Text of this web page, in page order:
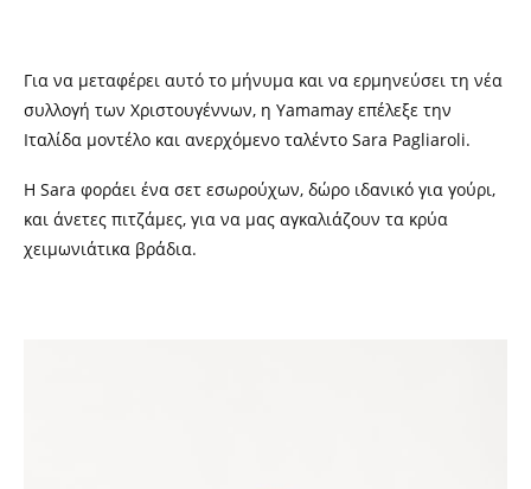
Για να μεταφέρει αυτό το μήνυμα και να ερμηνεύσει τη νέα
συλλογή των Χριστουγέννων, η Yamamay επέλεξε την
Ιταλίδα μοντέλο και ανερχόμενο ταλέντο Sara Pagliaroli.
Η Sara φοράει ένα σετ εσωρούχων, δώρο ιδανικό για γούρι,
και άνετες πιτζάμες, για να μας αγκαλιάζουν τα κρύα
χειμωνιάτικα βράδια.